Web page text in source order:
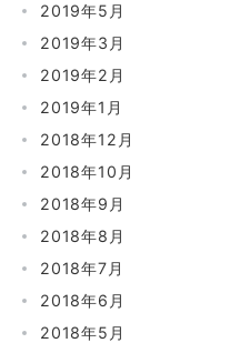
2019年5月
2019年3月
2019年2月
2019年1月
2018年12月
2018年10月
2018年9月
2018年8月
2018年7月
2018年6月
2018年5月